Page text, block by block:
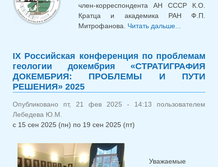
член-корреспондента АН СССР К.О.
Кратца и академика РАН Ф.П.
Митрофанова. Читать дальше...
памяти
Кратца
IХ Российская конференция по проблемам
геологии докембрия «СТРАТИГРАФИЯ
ДОКЕМБРИЯ: ПРОБЛЕМЫ И ПУТИ
РЕШЕНИЯ» 2025
Опубликовано пт, 21 фев 2025 - 14:13 пользователем
Лебедева Ю.М.
с 15 сен 2025 (пн) по 19 сен 2025 (пт)
Уважаемые